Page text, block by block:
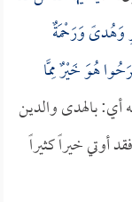
وَهُدىً وَرَحْمَةٌ
هُوَ خَيْرٌ مِمَّا
أي: بالهدى والدين
أوتي خيراً كثيراً